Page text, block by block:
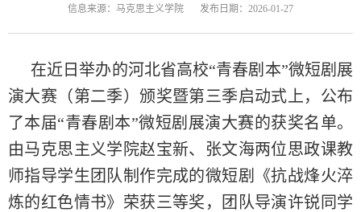
信息来源：马克思主义学院 发布日期：2026-01-27
在近日举办的河北省高校“青春剧本”微短剧展
演大赛（第二季）颁奖暨第三季启动式上，公布
了本届“青春剧本”微短剧展演大赛的获奖名单。
由马克思主义学院赵宝新、张文海两位思政课教
师指导学生团队制作完成的微短剧《抗战烽火淬
炼的红色情书》荣获三等奖，团队导演许锐同学